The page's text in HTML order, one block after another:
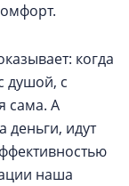
когда
душой, с
сама. А
деньги, идут
наша